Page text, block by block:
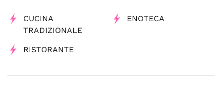
CUCINA
TRADIZIONALE
ENOTECA
RISTORANTE